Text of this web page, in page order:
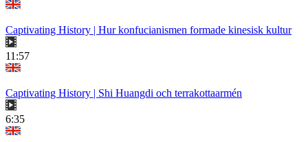
Captivating History | Hur konfucianismen formade kinesisk kultur
11:57
Captivating History | Shi Huangdi och terrakottaarmén
6:35